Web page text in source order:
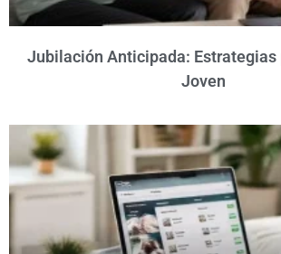
Jubilación Anticipada: Estrategias
Joven